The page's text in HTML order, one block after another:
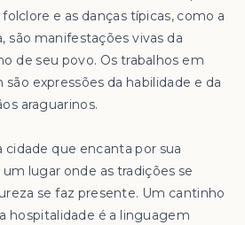
e as danças típicas, como a
são manifestações vivas da
de seu povo. Os trabalhos em
expressões da habilidade e da
araguarinos.
cidade que encanta por sua
lugar onde as tradições se
se faz presente. Um cantinho
hospitalidade é a linguagem